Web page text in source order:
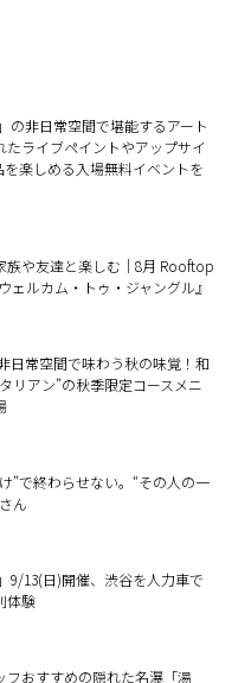
の非日常空間で堪能するアート
ライブペイントやアップサイ
楽しめる入場無料イベントを
族や友達と楽しむ｜8月 Rooftop
ェルカム・トゥ・ジャングル』
日常空間で味わう秋の味覚！和
リアン”の秋季限定コースメニ
”で終わらせない。“その人の一
ん
9/13(日)開催、渋谷を人力車で
体験
おすすめの隠れた名瀑「湯